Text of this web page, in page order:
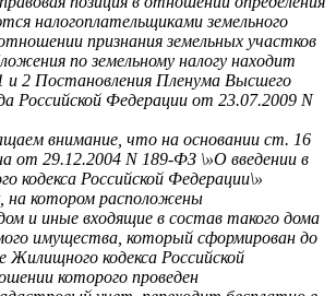
налогоплательщиками земельного
признания земельных участков
по земельному налогу находит
и 2 Постановления Пленума Высшего
Российской Федерации от 23.07.2009 N
внимание, что на основании ст. 16
от 29.12.2004 N 189-ФЗ \»О введении в
кодекса Российской Федерации\»
на котором расположены
и иные входящие в состав такого дома
имущества, который сформирован до
Жилищного кодекса Российской
которого проведен